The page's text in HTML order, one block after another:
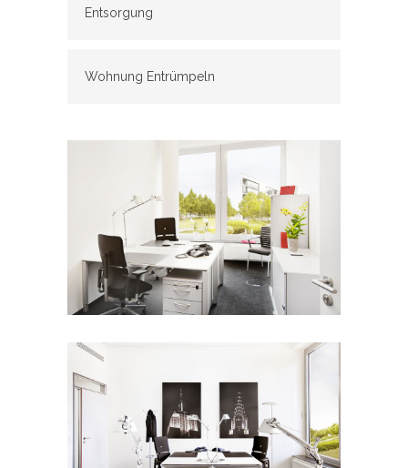
Entsorgung
Wohnung Entrümpeln